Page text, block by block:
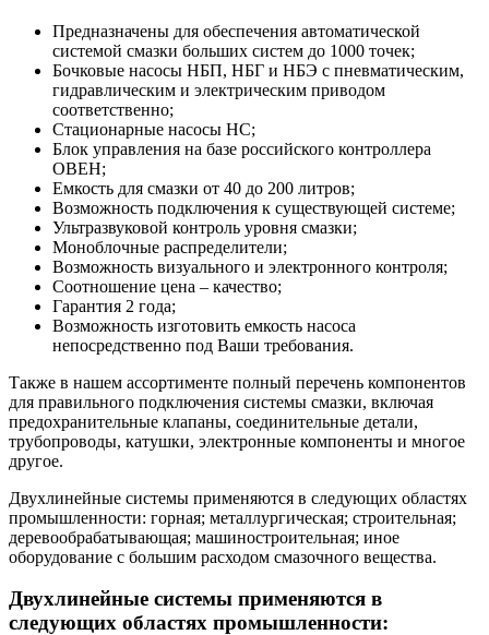
Предназначены для обеспечения автоматической
системой смазки больших систем до 1000 точек;
Бочковые насосы НБП, НБГ и НБЭ с пневматическим,
гидравлическим и электрическим приводом
соответственно;
Стационарные насосы НС;
Блок управления на базе российского контроллера
ОВЕН;
Емкость для смазки от 40 до 200 литров;
Возможность подключения к существующей системе;
Ультразвуковой контроль уровня смазки;
Моноблочные распределители;
Возможность визуального и электронного контроля;
Соотношение цена – качество;
Гарантия 2 года;
Возможность изготовить емкость насоса
непосредственно под Ваши требования.
Также в нашем ассортименте полный перечень компонентов
для правильного подключения системы смазки, включая
предохранительные клапаны, соединительные детали,
трубопроводы, катушки, электронные компоненты и многое
другое.
Двухлинейные системы применяются в следующих областях
промышленности: горная; металлургическая; строительная;
деревообрабатывающая; машиностроительная; иное
оборудование с большим расходом смазочного вещества.
Двухлинейные системы применяются в
следующих областях промышленности: